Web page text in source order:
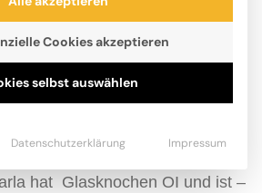
1964, ist Vater von vier
Im echten Leben beschäftigt
hat Glasknochen OI und ist –
Cookies akzeptieren
selbst auswählen
Datenschutzerklärung Impressum